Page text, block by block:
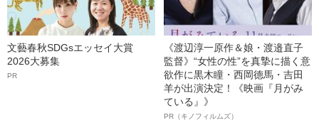
文藝春秋SDGsエッセイ大賞
2026大募集
PR
《渡辺淳一原作＆娘・渡邉直子
監督》“女性の性”を真摯に描く意
欲作に黒木瞳・西岡德馬・吉田
羊が出演決定！《映画『月がみ
ている』》
PR（キノフィルムズ）